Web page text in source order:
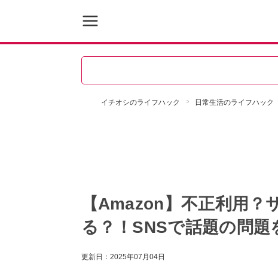
イチオシのライフハック 日常生活のライフハック
【Amazon】不正利用
る？！SNSで話題の問
更新日： 2025年07月04日